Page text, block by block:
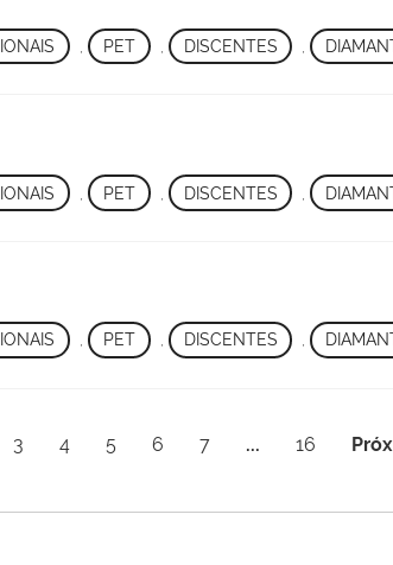
PET DISCENTES ,
PET DISCENTES ,
, PET , DISCENTES ,
3 4 5 6 7 ... 16